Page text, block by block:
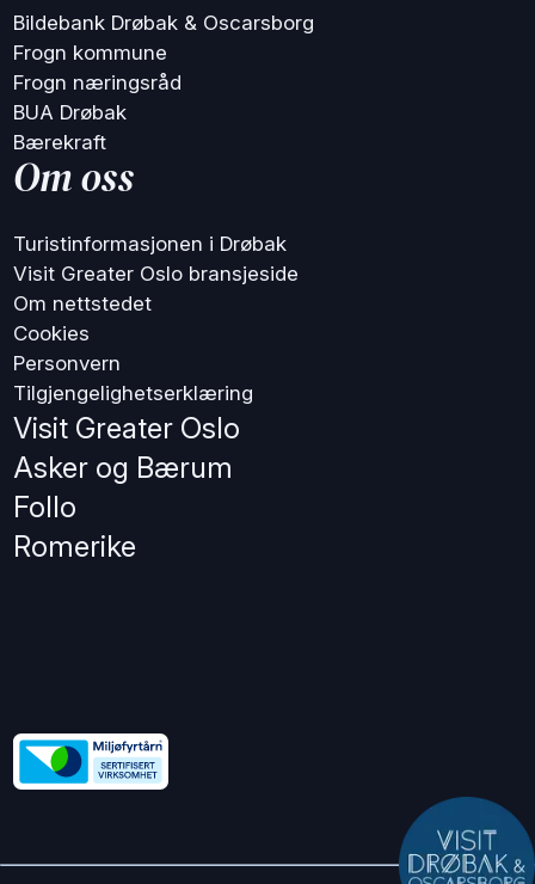
Bildebank Drøbak & Oscarsborg
Frogn kommune
Frogn næringsråd
BUA Drøbak
Bærekraft
Om oss
Turistinformasjonen i Drøbak
Visit Greater Oslo bransjeside
Om nettstedet
Cookies
Personvern
Tilgjengelighetserklæring
Visit Greater Oslo
Asker og Bærum
Follo
Romerike